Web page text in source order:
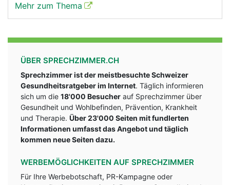
Mehr zum Thema
ÜBER SPRECHZIMMER.CH
Sprechzimmer ist der meistbesuchte Schweizer
Gesundheitsratgeber im Internet. Täglich informieren
sich um die 18'000 Besucher auf Sprechzimmer über
Gesundheit und Wohlbefinden, Prävention, Krankheit
und Therapie. Über 23'000 Seiten mit fundlerten
Informationen umfasst das Angebot und täglich
kommen neue Seiten dazu.
WERBEMÖGLICHKEITEN AUF SPRECHZIMMER
Für Ihre Werbebotschaft, PR-Kampagne oder